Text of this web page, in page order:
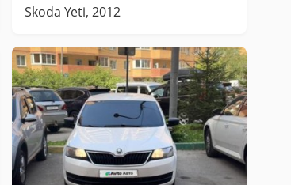
Skoda Yeti, 2012